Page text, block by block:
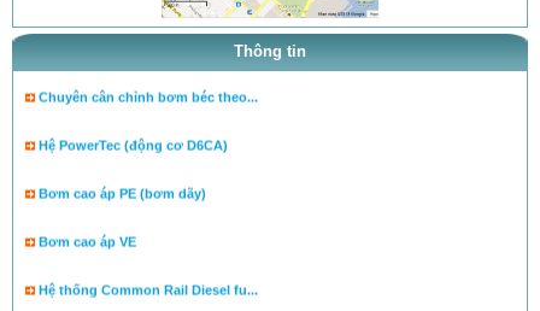
Thông tin
cân lưu lượng bơm theo tài liệ...